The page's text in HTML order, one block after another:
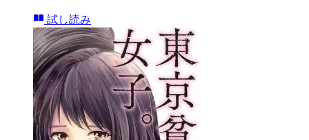
試し読み